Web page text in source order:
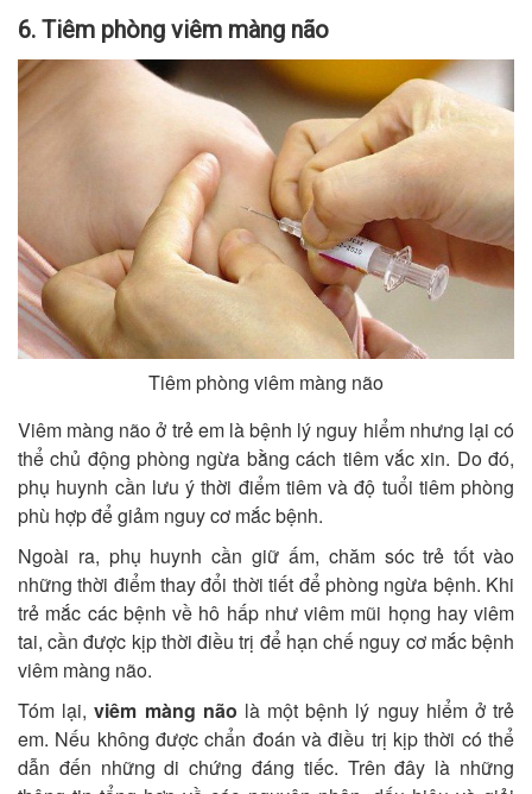
6. Tiêm phòng viêm màng não
Tiêm phòng viêm màng não
Viêm màng não ở trẻ em là bệnh lý nguy hiểm nhưng lại có
thể chủ động phòng ngừa bằng cách tiêm vắc xin. Do đó,
phụ huynh cần lưu ý thời điểm tiêm và độ tuổi tiêm phòng
phù hợp để giảm nguy cơ mắc bệnh.
Ngoài ra, phụ huynh cần giữ ấm, chăm sóc trẻ tốt vào
những thời điểm thay đổi thời tiết để phòng ngừa bệnh. Khi
trẻ mắc các bệnh về hô hấp như viêm mũi họng hay viêm
tai, cần được kịp thời điều trị để hạn chế nguy cơ mắc bệnh
viêm màng não.
Tóm lại,viêm màng não là một bệnh lý nguy hiểm ở trẻ
em. Nếu không được chẩn đoán và điều trị kịp thời có thể
dẫn đến những di chứng đáng tiếc. Trên đây là những